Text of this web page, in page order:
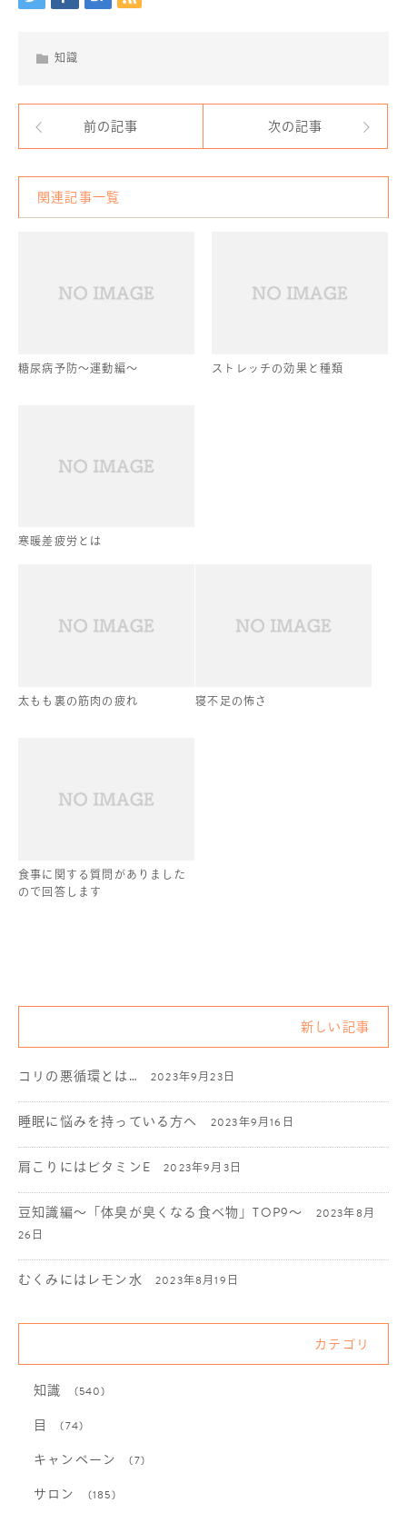
知識
前の記事 次の記事
関連記事一覧
糖尿病予防〜運動編〜 ストレッチの効果と種類
寒暖差疲労とは
太もも裏の筋肉の疲れ 寝不足の怖さ
食事に関する質問がありました
ので回答します
新しい記事
コリの悪循環とは… 2023年9月23日
睡眠に悩みを持っている方へ 2023年9月16日
肩こりにはビタミンE 2023年9月3日
豆知識編〜「体臭が臭くなる食べ物」TOP9〜
2023年8月
26日
むくみにはレモン水 2023年8月19日
カテゴリ
知識 (540)
目 (74)
キャンペーン (7)
サロン (185)